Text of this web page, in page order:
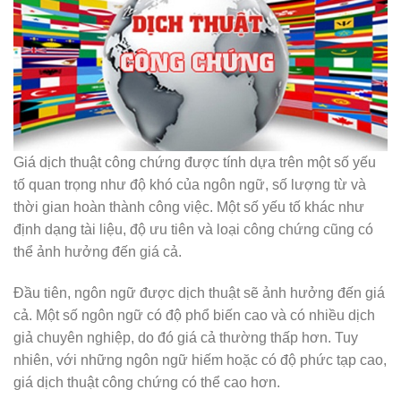
Giá dịch thuật công chứng được tính dựa trên một số yếu
tố quan trọng như độ khó của ngôn ngữ, số lượng từ và
thời gian hoàn thành công việc. Một số yếu tố khác như
định dạng tài liệu, độ ưu tiên và loại công chứng cũng có
thể ảnh hưởng đến giá cả.
Đầu tiên, ngôn ngữ được dịch thuật sẽ ảnh hưởng đến giá
cả. Một số ngôn ngữ có độ phổ biến cao và có nhiều dịch
giả chuyên nghiệp, do đó giá cả thường thấp hơn. Tuy
nhiên, với những ngôn ngữ hiếm hoặc có độ phức tạp cao,
giá dịch thuật công chứng có thể cao hơn.